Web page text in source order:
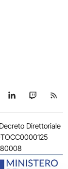
Telegram
su TikTok
Seguici su
Seguici
Direttoriale